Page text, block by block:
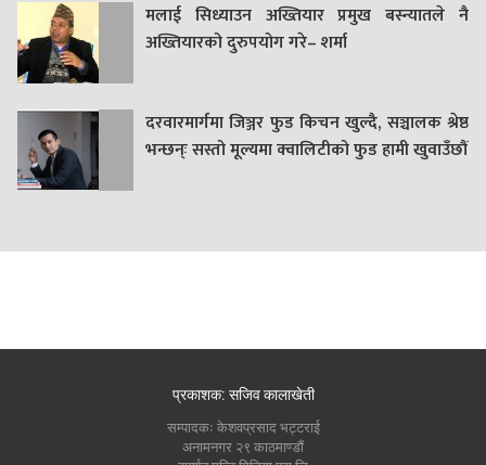
मलाई सिध्याउन अख्तियार प्रमुख बस्न्यातले नै
अख्तियारको दुरुपयोग गरे– शर्मा
दरवारमार्गमा जिञ्जर फुड किचन खुल्दै, सञ्चालक श्रेष्ठ
भन्छन्ः सस्तो मूल्यमा क्वालिटीको फुड हामी खुवाउँछौं
प्रकाशक: सजिव कालाखेती
सम्पादकः केशवप्रसाद भट्टराई
अनामनगर २९ काठमाण्डौं